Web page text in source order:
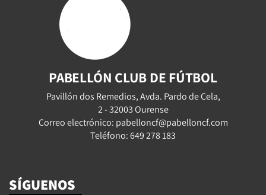
PABELLÓN CLUB DE FÚTBOL
Pavillón dos Remedios, Avda. Pardo de Cela,
2 - 32003 Ourense
Correo electrónico: pabelloncf@pabelloncf.com
Teléfono: 649 278 183
SÍGUENOS